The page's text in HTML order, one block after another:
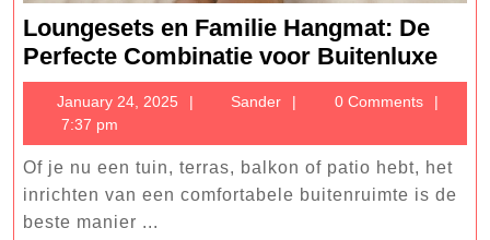
Loungesets en Familie Hangmat: De
Perfecte Combinatie voor Buitenluxe
en
De
January 24, 2025
January
2025
Sander Sander0 Comments
7:37 pm
Of je nu een tuin, terras, balkon of patio hebt, het
inrichten van een comfortabele buitenruimte is de
beste manier ...